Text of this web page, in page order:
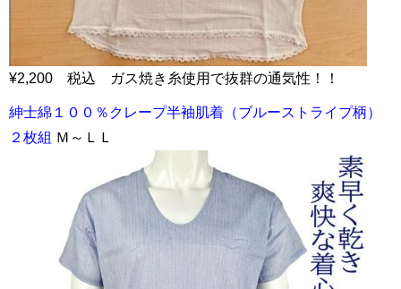
¥2,200 税込 ガス焼き糸使用で抜群の通気性！！
紳士綿１００％クレープ半袖肌着（ブルーストライプ柄）
２枚組 Ｍ～ＬＬ